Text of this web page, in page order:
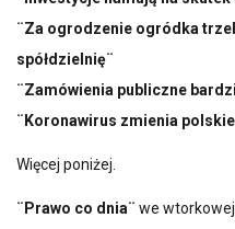
¨Za ogrodzenie ogródka
spółdzielnię¨
¨Zamówienia publiczne
¨Koronawirus zmienia
Więcej poniżej.
¨Prawo co dnia¨ we wtorkowej